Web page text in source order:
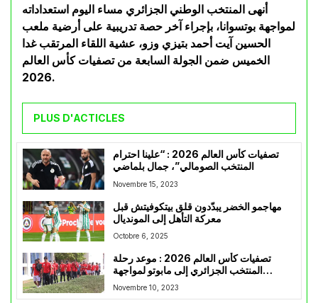
أنهى المنتخب الوطني الجزائري مساء اليوم استعداداته
لمواجهة بوتسوانا، بإجراء آخر حصة تدريبية على أرضية ملعب
الحسين آيت أحمد بتيزي وزو، عشية اللقاء المرتقب غدا
الخميس ضمن الجولة السابعة من تصفيات كأس العالم
2026.
PLUS D'ACTICLES
تصفيات كأس العالم 2026 : “علينا احترام
المنتخب الصومالي”، جمال بلماضي
Novembre 15, 2023
مهاجمو الخضر يبدّدون قلق بيتكوفيتش قبل
معركة التأهل إلى المونديال
Octobre 6, 2025
تصفيات كأس العالم 2026 : موعد رحلة
المنتخب الجزائري إلى مابوتو لمواجهة
موزمبيق
Novembre 10, 2023